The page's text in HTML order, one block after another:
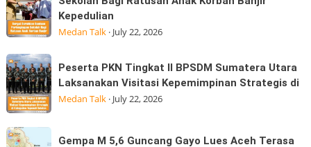
Membayar
MK
tanjakan
di
Marindal
dijalan
Tritura
Serahkan
Bantuan
Perlengkapan
Sekolah
Bagi
Ratusan
Anak
Korban
Kepedulian
Medan Talk· July 22, 2026
Peserta
PKN
Tingkat
II
BPSDM
Peserta PKN Tingkat II BPSDM Sumatera Utara
Laksanakan Visitasi Kepemimpinan Strategis di
Medan Talk· July 22, 2026
Gempa
Gempa M 5,6 Guncang Gayo Lues Aceh Terasa